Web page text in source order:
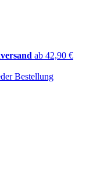
ab 42,90 €
Bestellung